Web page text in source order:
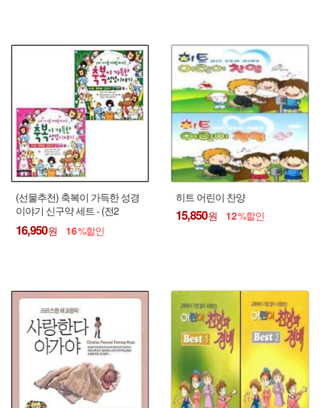
(선물추천) 축복이 가득한 성경
이야기 신구약 세트 - (전2
종/6CD)
16,950 16
히트 어린이 찬양
15,850 12